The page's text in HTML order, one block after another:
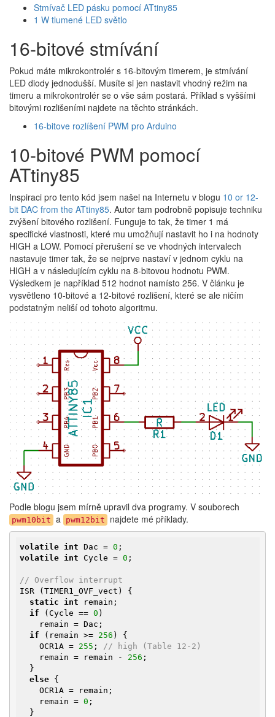
Stmívač LED pásku pomocí ATtiny85
1 W tlumené LED světlo
16-bitové stmívání
Pokud máte mikrokontrolér s 16-bitovým timerem, je stmívání
LED diody jednodušší. Musíte si jen nastavit vhodný režim na
timeru a mikrokontrolér se o vše sám postará. Příklad s vyššími
bitovými rozlišeními najdete na těchto stránkách.
16-bitove rozlíšení PWM pro Arduino
10-bitové PWM pomocí
ATtiny85
Inspiraci pro tento kód jsem našel na Internetu v blogu 10 or 12-
bit DAC from the ATtiny85. Autor tam podrobně popisuje techniku
zvýšení bitového rozlišení. Funguje to tak, že timer 1 má
specifické vlastnosti, které mu umožňují nastavit ho i na hodnoty
HIGH a LOW. Pomocí přerušení se ve vhodných intervalech
nastavuje timer tak, že se nejprve nastaví v jednom cyklu na
HIGH a v následujícím cyklu na 8-bitovou hodnotu PWM.
Výsledkem je například 512 hodnot namísto 256. V článku je
vysvětleno 10-bitové a 12-bitové rozlišení, které se ale ničím
podstatným neliší od tohoto algoritmu.
Podle blogu jsem mírně upravil dva programy. V souborech
pwm10bit a pwm12bit najdete mé příklady.
volatile int Dac = 0
volatile int Cycle = 0 ;
// Overflow interrupt
ISR (TIMER1_OVF_vect) {
static
int remain;
if (Cycle == 0 )
if (remain >= 256 ) {
    OCR1A =
255 ;
// high (Table 12-2)
    remain = remain -
256 ;
else {
    remain =
0 ;